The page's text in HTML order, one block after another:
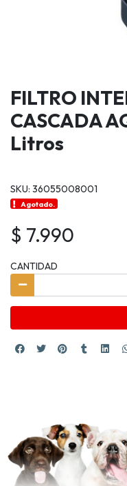
FILTRO
CASCADA
Litros
SKU: 36055008001
Agotado.
$ 7.990
CANTIDAD